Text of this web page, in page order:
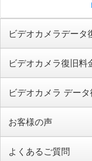
ビデオカメラデータ
ビデオカメラ復旧料
ビデオカメラ デー
お客様の声
よくあるご質問